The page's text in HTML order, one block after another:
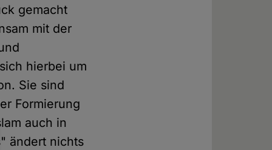
gemacht
mit der
hierbei um
Sie sind
Formierung
auch in
ändert nichts